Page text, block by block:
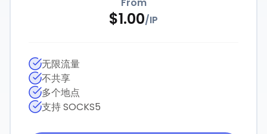
$1.00/IP
无限流量
不共享
多个地点
支持 SOCKS5